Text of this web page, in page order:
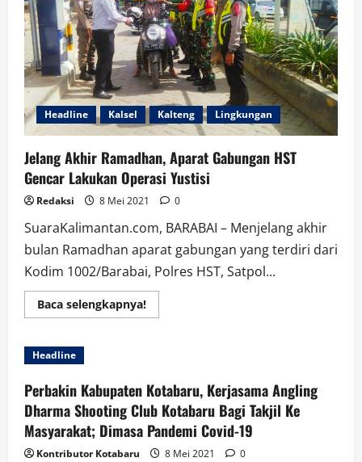
Headline Kalsel Kalteng Lingkungan
Jelang Akhir Ramadhan, Aparat Gabungan HST
Gencar Lakukan Operasi Yustisi
Redaksi 8 Mei 2021 0
SuaraKalimantan.com, BARABAI – Menjelang akhir
bulan Ramadhan aparat gabungan yang terdiri dari
Kodim 1002/Barabai, Polres HST, Satpol...
Baca selengkapnya!Read
more
Gabungan
HST
Gencar
Lakukan
Operasi
Yustisi
Headline
Perbakin Kabupaten Kotabaru, Kerjasama Angling
Dharma Shooting Club Kotabaru Bagi Takjil Ke
Masyarakat; Dimasa Pandemi Covid-19
Kontributor Kotabaru 8 Mei 2021 0